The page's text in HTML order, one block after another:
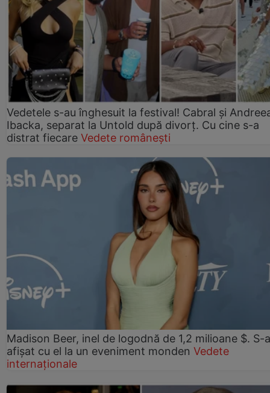
Vedetele s-au înghesuit la festival! Cabral și
Ibacka, separat la Untold după divorț. Cu cine s-a
distrat fiecare Vedete românești
Madison Beer, inel de logodnă de 1,2 milioane $. S-a
afișat cu el la un eveniment monden Vedete
internaționale